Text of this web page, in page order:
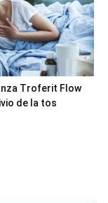
Troferit Flow
de la tos